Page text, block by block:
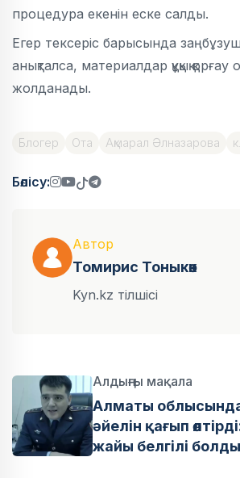
процедура екенін еске салды.
Егер тексеріс барысында
анықталса, материалдар құқық
жолданады.
Блогер Ота Ақмарал Әлназарова
Бөлісу:
Автор
Томирис Тоныкөк
Kyn.kz тілшісі
Алдыңғы мақала
Алматы
әйелін қағып
жайы белгілі болды